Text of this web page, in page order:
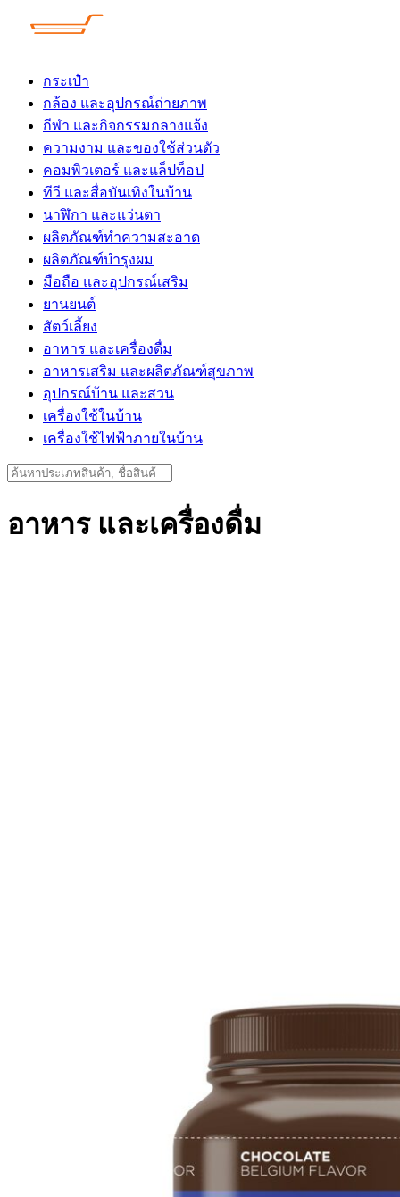
กระเป๋า
กล้อง และอุปกรณ์ถ่ายภาพ
กีฬา และกิจกรรมกลางแจ้ง
ความงาม และของใช้ส่วนตัว
คอมพิวเตอร์ และแล็ปท็อป
ทีวี และสื่อบันเทิงในบ้าน
นาฬิกา และแว่นตา
ผลิตภัณฑ์ทำความสะอาด
ผลิตภัณฑ์บำรุงผม
มือถือ และอุปกรณ์เสริม
ยานยนต์
สัตว์เลี้ยง
อาหาร และเครื่องดื่ม
อาหารเสริม และผลิตภัณฑ์สุขภาพ
อุปกรณ์บ้าน และสวน
เครื่องใช้ในบ้าน
เครื่องใช้ไฟฟ้าภายในบ้าน
Search
for:
อาหาร และเครื่องดื่ม